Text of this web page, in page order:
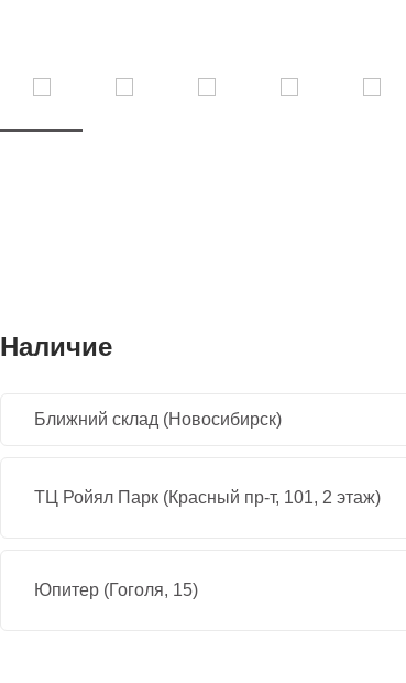
Наличие
Ближний склад (Новосибирск)
ТЦ Ройял Парк (Красный пр-т, 101, 2 этаж)
Юпитер (Гоголя, 15)